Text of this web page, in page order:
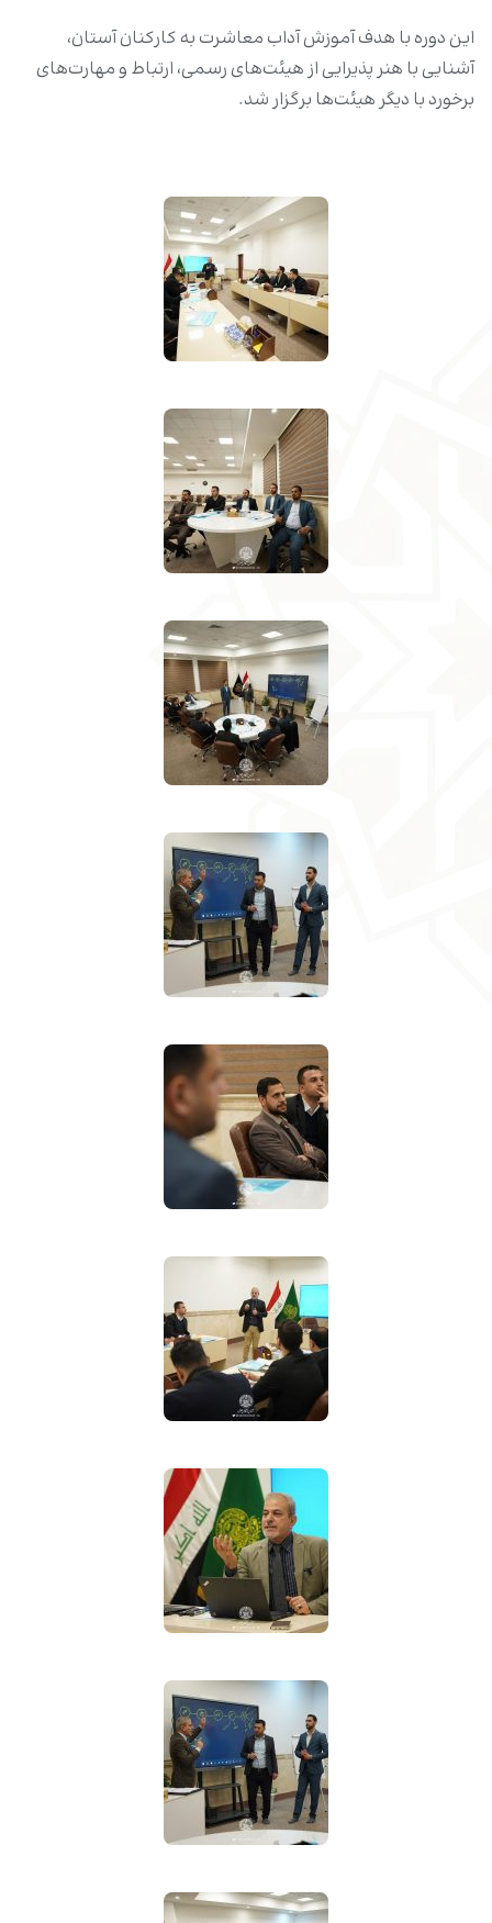
این دوره با هدف آموزش آداب معاشرت به کارکنان آستان،
آشنایی با هنر پذیرایی از هیئت‌های رسمی، ارتباط و مهارت‌های
برخورد با دیگر هیئت‌ها برگزار شد.